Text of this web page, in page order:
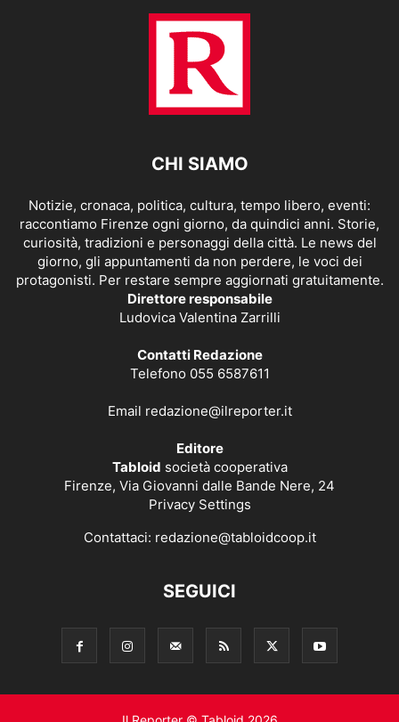
CHI SIAMO
Notizie, cronaca, politica, cultura, tempo libero, eventi:
raccontiamo Firenze ogni giorno, da quindici anni. Storie,
curiosità, tradizioni e personaggi della città. Le news del
giorno, gli appuntamenti da non perdere, le voci dei
protagonisti. Per restare sempre aggiornati gratuitamente.
Direttore responsabile
Ludovica Valentina Zarrilli
Contatti Redazione
Telefono 055 6587611
Email redazione@ilreporter.it
Editore
Tabloid società cooperativa
Firenze, Via Giovanni dalle Bande Nere, 24
Privacy Settings
Contattaci: redazione@tabloidcoop.it
SEGUICI